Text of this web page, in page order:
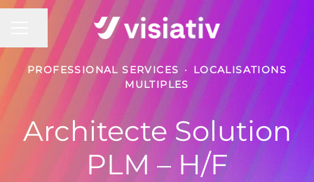
MENU CARRIÈRE
Partager la page
PROFESSIONAL SERVICES ·
LOCALISATIONS
MULTIPLES
Architecte Solution
PLM – H/F